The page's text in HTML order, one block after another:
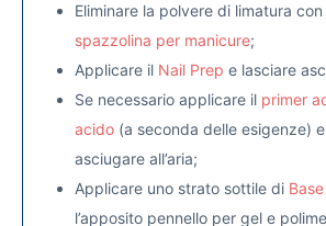
Eliminare la polvere di limatura con
spazzolina per manicure;
Applicare il Nail Prep e lasciare
Se necessario applicare il primer
acido (a seconda delle esigenze)
asciugare all’aria;
Applicare uno strato sottile di
l’apposito pennello per gel e